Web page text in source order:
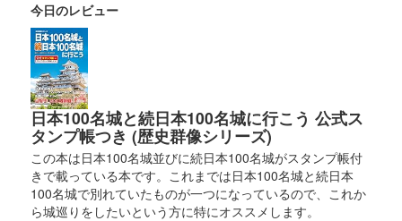
沼田城 御城印
沼田城址 御城印
販売終了
沼田城跡 御城印 夏至
今日のレビュー
日本100名城と続日本100名城に行こう 公式ス
タンプ帳つき (歴史群像シリーズ)
この本は日本100名城並びに続日本100名城がスタンプ帳付
きで載っている本です。これまでは日本100名城と続日本
100名城で別れていたものが一つになっているので、これか
ら城巡りをしたいという方に特にオススメします。